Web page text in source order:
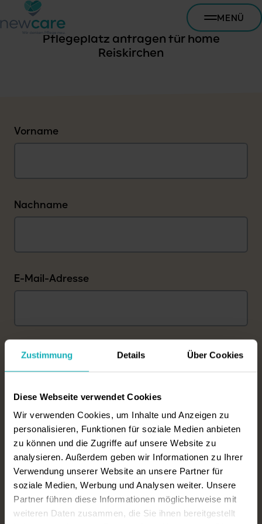
Zustimmung Details Über Cookies
Diese Webseite verwendet Cookies
Wir verwenden Cookies, um Inhalte und Anzeigen zu
personalisieren, Funktionen für soziale Medien anbieten
zu können und die Zugriffe auf unsere Website zu
analysieren. Außerdem geben wir Informationen zu Ihrer
Verwendung unserer Website an unsere Partner für
soziale Medien, Werbung und Analysen weiter. Unsere
Partner führen diese Informationen möglicherweise mit
weiteren Daten zusammen, die Sie ihnen bereitgestellt
MENÜ
Pflegeplatz anfragen für home
Reiskirchen
Vorname
Nachname
E-Mail-Adresse
Telefon
Geschlecht der zu pflegenden Person
weiblich
männlich divers
Gewünschter Zimmertyp
Einzelzimmer
Doppelzimmer